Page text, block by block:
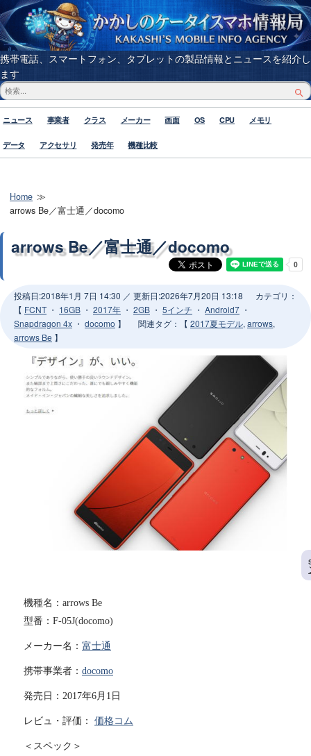
携帯電話、スマートフォン、タブレットの製品情報とニュースを紹介し
ます
ニュース 事業者 クラス メーカー 画面 OS CPU メモリ
データ アクセサリ 発売年 機種比較
Home
arrows Be／富士通／docomo
arrows Be／富士通／docomo
投稿日:2018年1月 7日 14:30 ／ 更新日:2026年7月20日 13:18
カテゴリ：
【 FCNT ・ 16GB ・ 2017年 ・ 2GB ・ 5インチ ・ Android7 ・
Snapdragon 4x ・ docomo 】 関連タグ ：【 2017夏モデル, arrows,
arrows Be 】
機種名：arrows Be
型番：F-05J(docomo)
メーカー名： 富士通
携帯事業者： docomo
発売日：2017年6月1日
レビュ・評価： 価格コム
＜スペック＞